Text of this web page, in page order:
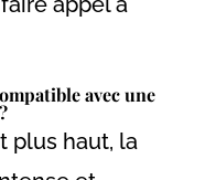
avec une
plus haut, la